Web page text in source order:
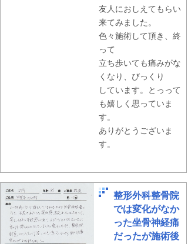
友人におしえてもらい
来てみました。
色々施術して頂き、終
って
立ち歩いても痛みがな
くなり、びっくり
しています。とっって
も嬉しく思っていま
す。
ありがとうございま
す。
整形外科整骨院
では変化がなか
った坐骨神経痛
だったが施術後